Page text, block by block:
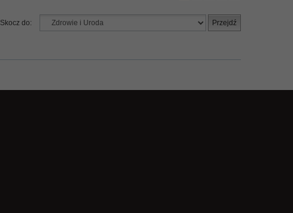
Skocz do: